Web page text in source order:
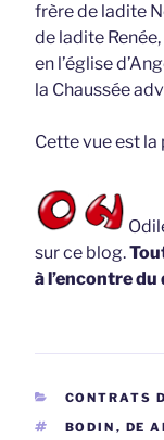
frère de ladite
de ladite
en l’église
la Chaussée
Cette vue est
sur ce blog.
à l’encontre
CATÉGORIES
CONTRATS
BODIN , DE